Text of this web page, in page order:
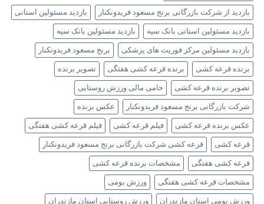
بازدید از شرکت بازرگانی برنج مسعود فریدونکنار بازدید مسئولین استانی
بازدید مسئولین استانی بانک سپه بازدید مسئولین بانک سپه
بازدید مسئولین مرکز فوریت های پزشکی برنج مسعود فریدونکنار
برنده قرعه کشی برنده قرعه کشی هفتگی تصویر برنده
تصویر برنده قرعه کشی حامی مالی ورزش روستایی
شرکت بازرگانی برنج مسعود فریدونکنار عکس برنده
عکس برنده قرعه کشی فیلم قرعه کشی فیلم قرعه کشی هفتگی
قرعه کشی قرعه کشی شرکت بازرگانی برنج مسعود فریدونکنار
قرعه کشی هفتگی مشخصات برنده قرعه کشی
مشخصات قرعه کشی هفتگی ورزش بومی
ورزش بومی استان مازندران ورزش روستایی استان مازندران